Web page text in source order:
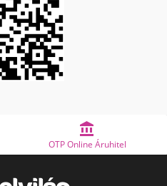
Megbízható bolt